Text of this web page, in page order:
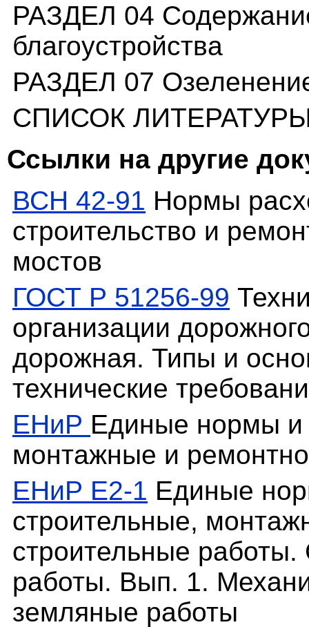
РАЗДЕЛ 04
благоустройства
РАЗДЕЛ 07
СПИСОК
Ссылки на другие
ВСН 42-91 Нормы
строительство и
мостов
ГОСТ Р 51256-99
организации
дорожная. Типы и
технические
ЕНиР Единые нормы и
монтажные и
ЕНиР Е2-1 Единые
строительные,
строительные
работы. Вып. 1.
земляные работы